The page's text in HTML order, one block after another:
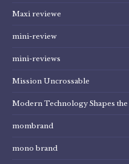
Maxi reviewe
mini-review
mini-reviews
Mission Uncrossable
Modern Technology Shapes
mombrand
mono brand